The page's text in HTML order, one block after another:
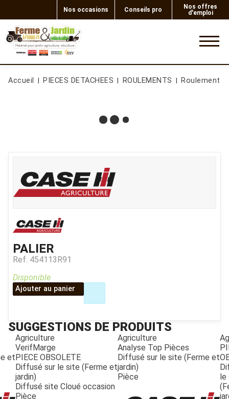
Nos occasions Conseils pro
Nos offres
d'emploi
Accueil PIECES DETACHEES ROULEMENTS Roulement
PALIER
Ref. 454113R91
Disponible
Ajouter au panier
SUGGESTIONS DE PRODUITS
et
Agriculture
VerifMarge
PIECE OBSOLETE
Diffusé sur le site (Ferme et
jardin)
Diffusé site Cloué occasion
Pièce
Agriculture
Analyse Top Pièces
Diffusé sur le site (Ferme et
jardin)
Pièce
le